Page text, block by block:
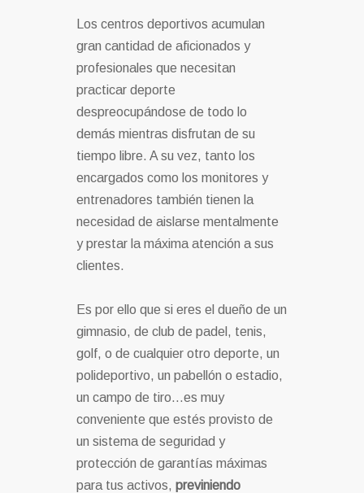
Los centros deportivos acumulan
gran cantidad de aficionados y
profesionales que necesitan
practicar deporte
despreocupándose de todo lo
demás mientras disfrutan de su
tiempo libre. A su vez, tanto los
encargados como los monitores y
entrenadores también tienen la
necesidad de aislarse mentalmente
y prestar la máxima atención a sus
clientes.
Es por ello que si eres el dueño de un
gimnasio, de club de padel, tenis,
golf, o de cualquier otro deporte, un
polideportivo, un pabellón o estadio,
un campo de tiro…es muy
conveniente que estés provisto de
un sistema de seguridad y
protección de garantías máximas
para tus activos, previniendo